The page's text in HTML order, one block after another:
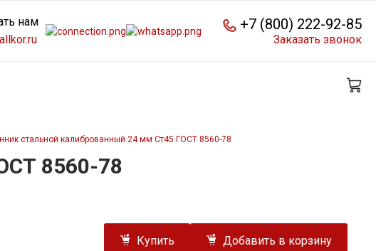
нам
+7 (800) 222-92-85
Заказать звонок
стальной калиброванный 24 мм Ст45 ГОСТ 8560-78
8560-78
Купить Добавить в корзину